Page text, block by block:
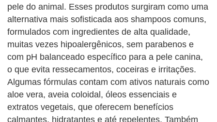
pele do animal. Esses produtos surgiram como uma
alternativa mais sofisticada aos shampoos comuns,
formulados com ingredientes de alta qualidade,
muitas vezes hipoalergênicos, sem parabenos e
com pH balanceado específico para a pele canina,
o que evita ressecamentos, coceiras e irritações.
Algumas fórmulas contam com ativos naturais como
aloe vera, aveia coloidal, óleos essenciais e
extratos vegetais, que oferecem benefícios
calmantes, hidratantes e até repelentes. Também